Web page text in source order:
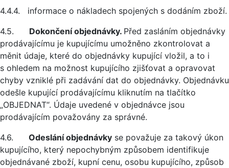
4.4.4. informace o nákladech spojených s dodáním zboží.
4.5. Dokončení objednávky. Před zasláním objednávky
prodávajícímu je kupujícímu umožněno zkontrolovat a
měnit údaje, které do objednávky kupující vložil, a to i
s ohledem na možnost kupujícího zjišťovat a opravovat
chyby vzniklé při zadávání dat do objednávky. Objednávku
odešle kupující prodávajícímu kliknutím na tlačítko
„OBJEDNAT“. Údaje uvedené v objednávce jsou
prodávajícím považovány za správné.
4.6. Odeslání objednávky se považuje za takový úkon
kupujícího, který nepochybným způsobem identifikuje
objednávané zboží, kupní cenu, osobu kupujícího, způsob